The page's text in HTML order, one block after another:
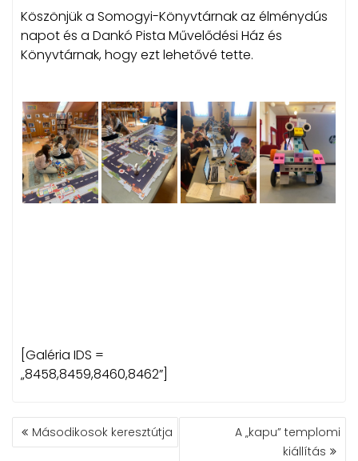
Köszönjük a Somogyi-Könyvtárnak az élménydús
napot és a Dankó Pista Művelődési Ház és
Könyvtárnak, hogy ezt lehetővé tette.
[Galéria IDS =
„8458,8459,8460,8462”]
BEJEGYZÉS
NAVIGÁCIÓ
Másodikosok keresztútja
A „kapu” templomi
kiállítás